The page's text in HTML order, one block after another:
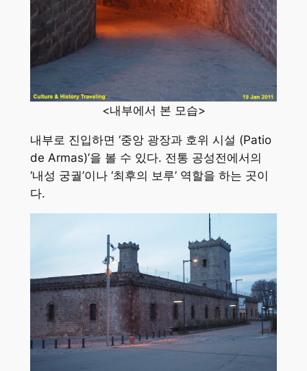
<내부에서 본 모습>
내부로 진입하면 ‘중앙 광장과 호위 시설 (Patio
de Armas)’을 볼 수 있다. 전통 공성전에서의
‘내성 궁궐’이나 ‘최후의 보루’ 역할을 하는 곳이
다.